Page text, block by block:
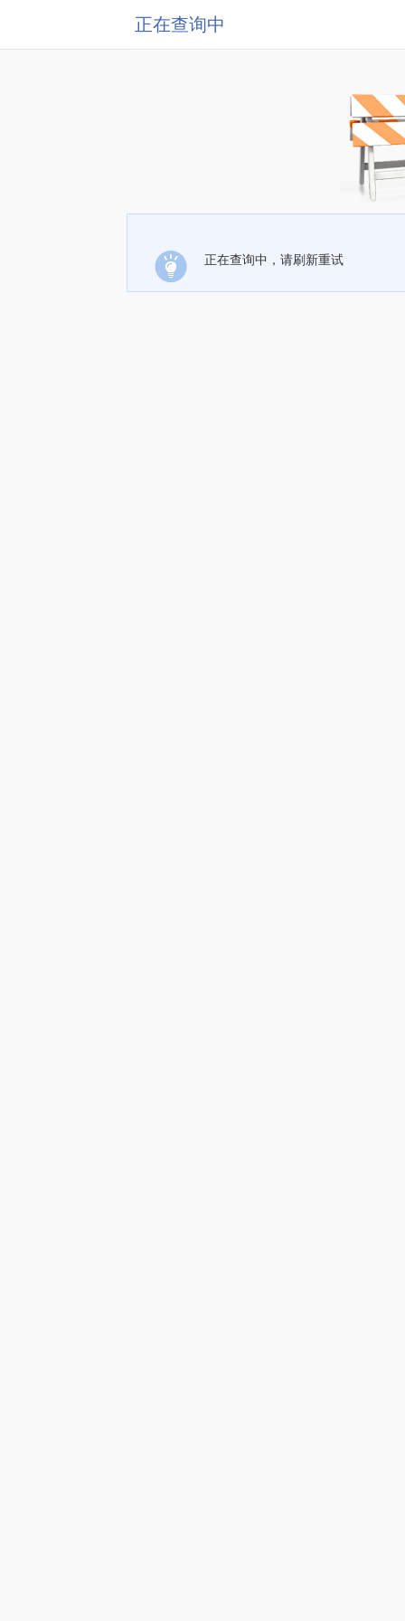
正在查询中
正在查询中，请刷新重试